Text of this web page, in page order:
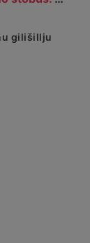
gilišillju